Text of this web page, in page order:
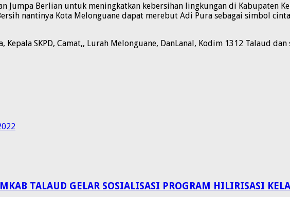
Jumpa Berlian untuk meningkatkan kebersihan lingkungan di Kabupaten
nantinya Kota Melonguane dapat merebut Adi Pura sebagai simbol
SKPD, Camat,, Lurah Melonguane, DanLanal, Kodim 1312 Talaud
TALAUD GELAR SOSIALISASI PROGRAM HILIRISASI